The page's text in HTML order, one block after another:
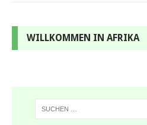
WILLKOMMEN IN AFRIKA